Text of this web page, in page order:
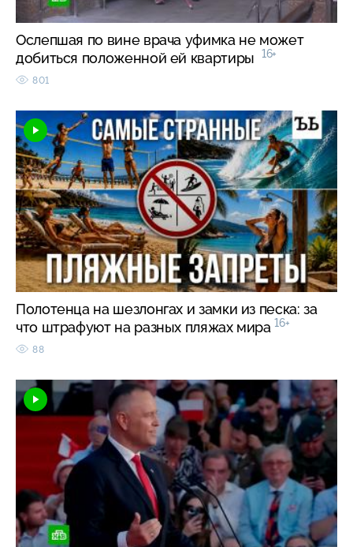
Ослепшая по вине врача уфимка не может
добиться положенной ей квартиры
16+
801
Полотенца на шезлонгах и замки из песка: за
что штрафуют на разных пляжах мира 16+
88